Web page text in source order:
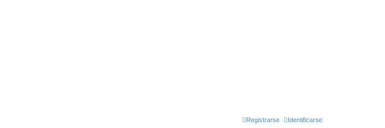
Identificarse
Registrarse